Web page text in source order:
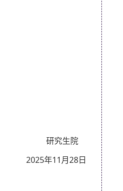
研究生院
2025年11月28日